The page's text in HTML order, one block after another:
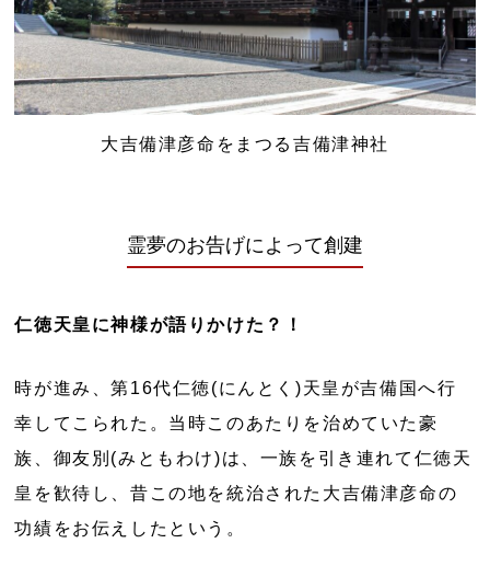
大吉備津彦命をまつる吉備津神社
霊夢のお告げによって創建
仁徳天皇に神様が語りかけた？！
時が進み、第16代仁徳(にんとく)天皇が吉備国へ行
幸してこられた。当時このあたりを治めていた豪
族、御友別(みともわけ)は、一族を引き連れて仁徳天
皇を歓待し、昔この地を統治された大吉備津彦命の
功績をお伝えしたという。